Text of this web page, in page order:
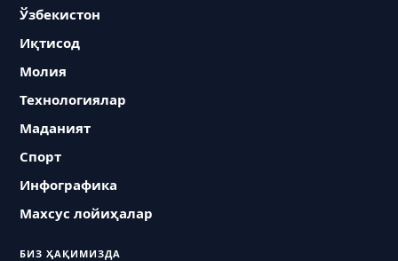
Ўзбекистон
Иқтисод
Молия
Технологиялар
Маданият
Спорт
Инфографика
Махсус лойиҳалар
БИЗ ҲАҚИМИЗДА